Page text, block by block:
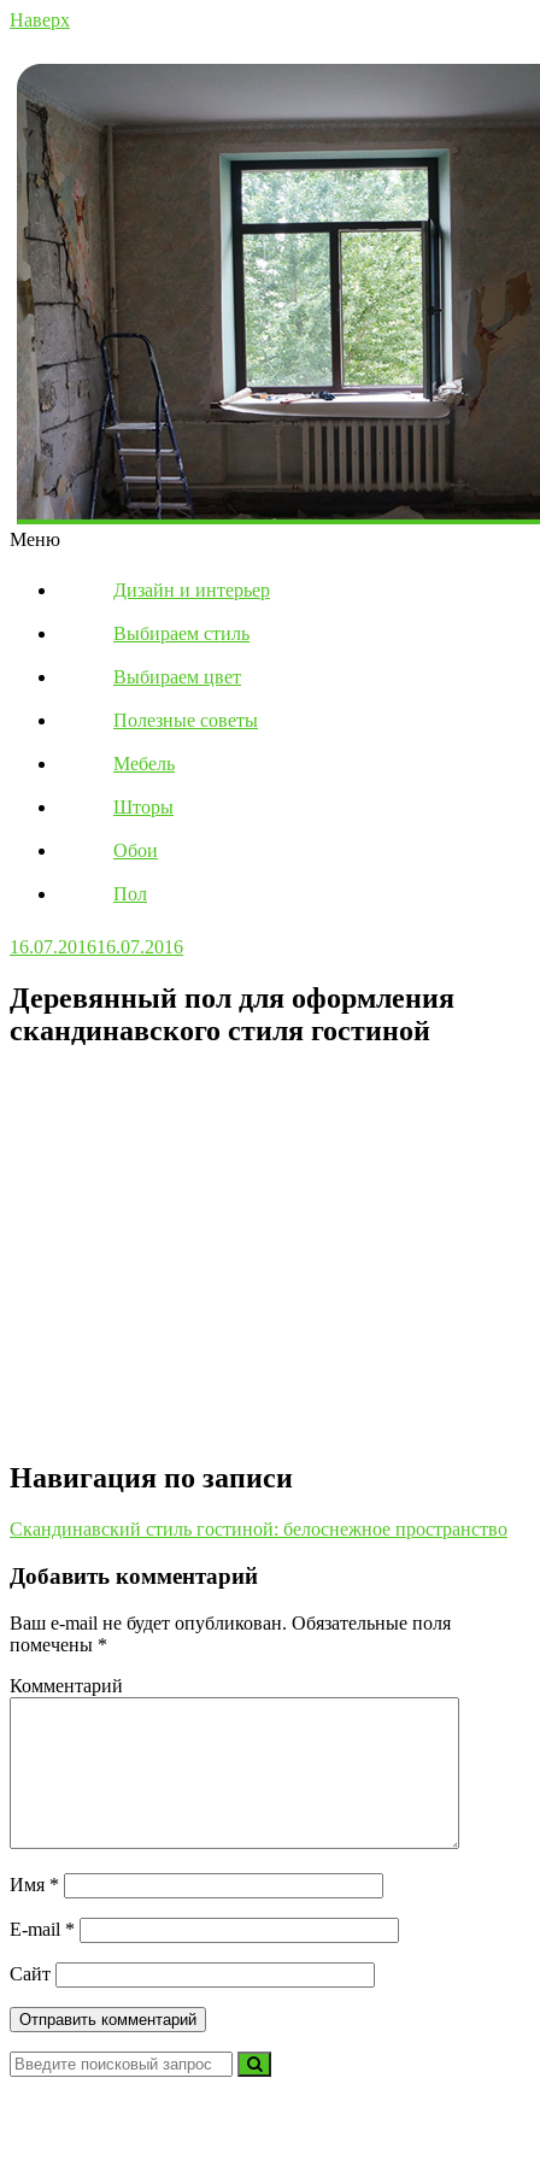
Наверх
Меню
Дизайн и интерьер
Выбираем стиль
Выбираем цвет
Полезные советы
Мебель
Шторы
Обои
Пол
16.07.201616.07.2016
Деревянный пол для оформления
скандинавского стиля гостиной
Навигация по записи
Скандинавский стиль гостиной: белоснежное пространство
Добавить комментарий
Ваш e-mail не будет опубликован. Обязательные поля
помечены *
Комментарий
Имя *
E-mail *
Сайт